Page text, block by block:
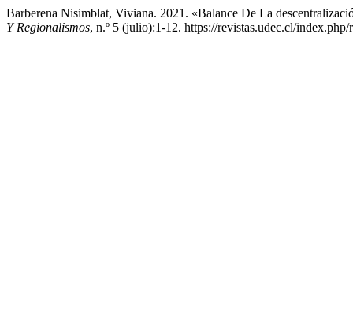
Barberena Nisimblat, Viviana. 2021. «Balance De La
Y Regionalismos, n.º 5 (julio):1-12. https://revistas.udec.cl/